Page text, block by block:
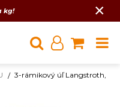
kg! ×
3-rámikový úľ Langstroth,